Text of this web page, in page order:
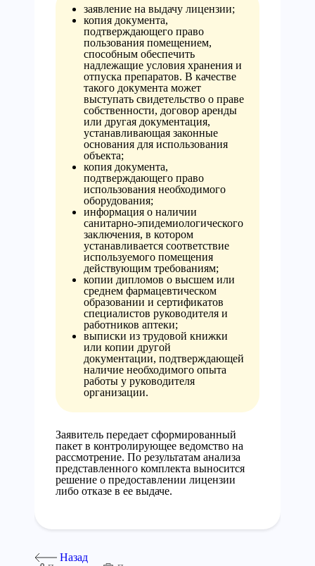
заявление на выдачу лицензии;
копия документа,
подтверждающего право
пользования помещением,
способным обеспечить
надлежащие условия хранения и
отпуска препаратов. В качестве
такого документа может
выступать свидетельство о праве
собственности, договор аренды
или другая документация,
устанавливающая законные
основания для использования
объекта;
копия документа,
подтверждающего право
использования необходимого
оборудования;
информация о наличии
санитарно-эпидемиологического
заключения, в котором
устанавливается соответствие
используемого помещения
действующим требованиям;
копии дипломов о высшем или
среднем фармацевтическом
образовании и сертификатов
специалистов руководителя и
работников аптеки;
выписки из трудовой книжки
или копии другой
документации, подтверждающей
наличие необходимого опыта
работы у руководителя
организации.
Заявитель передает сформированный
пакет в контролирующее ведомство на
рассмотрение. По результатам анализа
представленного комплекта выносится
решение о предоставлении лицензии
либо отказе в ее выдаче.
Назад